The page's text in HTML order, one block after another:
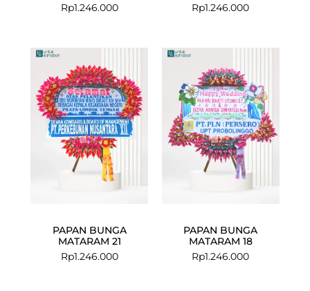
Rp1.246.000
Rp1.246.000
PAPAN BUNGA
MATARAM 21
Rp1.246.000
PAPAN BUNGA
MATARAM 18
Rp1.246.000